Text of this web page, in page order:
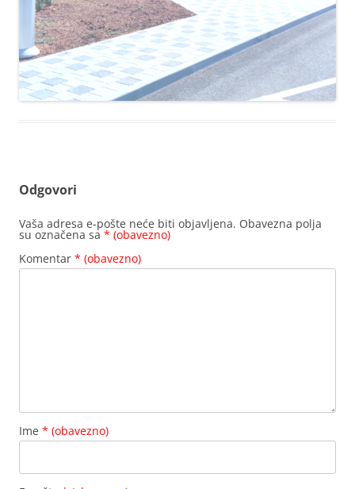
Odgovori
Vaša adresa e-pošte neće biti objavljena. Obavezna polja
su označena sa * (obavezno)
Komentar * (obavezno)
Ime * (obavezno)